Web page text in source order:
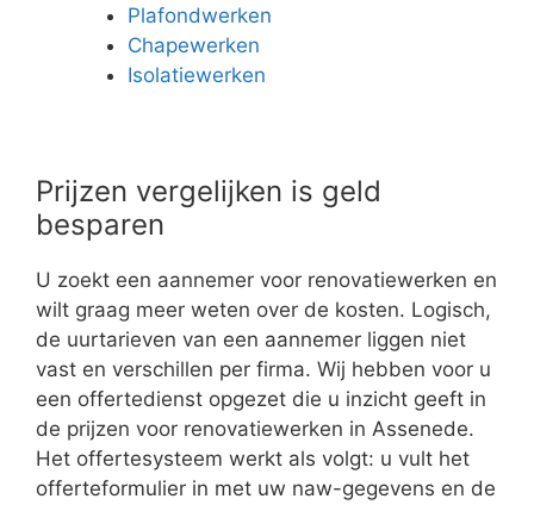
Plafondwerken
Chapewerken
Isolatiewerken
Prijzen vergelijken is geld
besparen
U zoekt een aannemer voor renovatiewerken en
wilt graag meer weten over de kosten. Logisch,
de uurtarieven van een aannemer liggen niet
vast en verschillen per firma. Wij hebben voor u
een offertedienst opgezet die u inzicht geeft in
de prijzen voor renovatiewerken in Assenede.
Het offertesysteem werkt als volgt: u vult het
offerteformulier in met uw naw-gegevens en de